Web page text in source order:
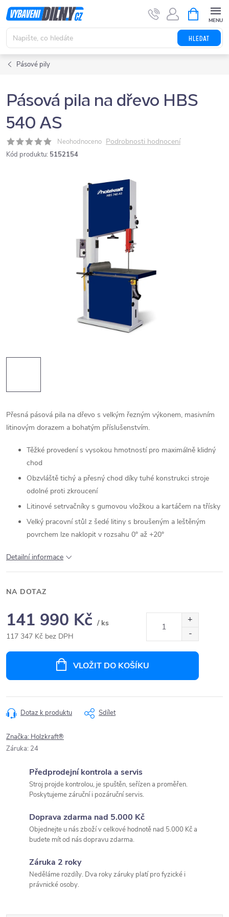
Přejít
na
obsah
HLEDAT
NÁKUPNÍ
KOŠÍK
Pásové pily
Pásová pila na dřevo HBS
540 AS
Neohodnoceno Podrobnosti hodnocení
Kód produktu: 5152154
Přesná pásová pila na dřevo s velkým řezným výkonem, masivním
litinovým dorazem a bohatým příslušenstvím.
Těžké provedení s vysokou hmotností pro maximálně klidný
chod
Obzvláště tichý a přesný chod díky tuhé konstrukci stroje
odolné proti zkroucení
Litinové setrvačníky s gumovou vložkou a kartáčem na třísky
Velký pracovní stůl z šedé litiny s broušeným a leštěným
povrchem lze naklopit v rozsahu 0° až +20°
Detailní informace
NA DOTAZ
141 990 Kč / ks
117 347 Kč bez DPH
VLOŽIT DO KOŠÍKU
Dotaz k produktu Sdílet
Značka: Holzkraft®
Záruka: 24
Předprodejní kontrola a servis
Stroj projde kontrolou, je spuštěn, seřízen a proměřen.
Poskytujeme záruční i pozáruční servis.
Doprava zdarma nad 5.000 Kč
Objednejte u nás zboží v celkové hodnotě nad 5.000 Kč a
budete mít od nás dopravu zdarma.
Záruka 2 roky
Neděláme rozdíly. Dva roky záruky platí pro fyzické i
právnické osoby.